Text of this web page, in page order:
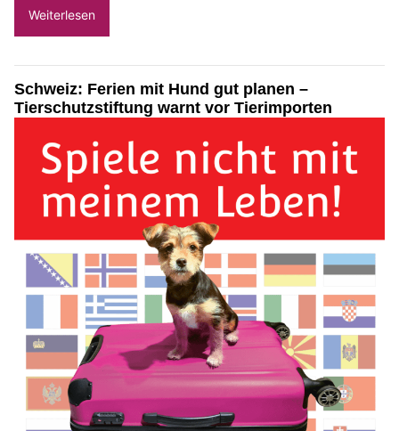
Weiterlesen
Schweiz: Ferien mit Hund gut planen –
Tierschutzstiftung warnt vor Tierimporten